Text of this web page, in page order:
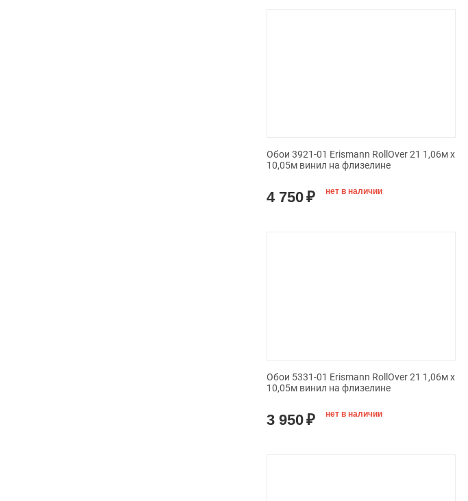
Обои 3921-01 Erismann RollOver 21 1,06м х
10,05м винил на флизелине
4 750₽ нет в наличии
Обои 5331-01 Erismann RollOver 21 1,06м х
10,05м винил на флизелине
3 950₽ нет в наличии